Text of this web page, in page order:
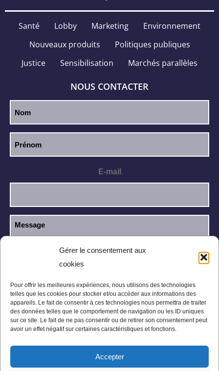
Gérer le consentement aux
cookies
Pour offrir les meilleures expériences, nous utilisons des technologies
telles que les cookies pour stocker et/ou accéder aux informations des
appareils. Le fait de consentir à ces technologies nous permettra de traiter
des données telles que le comportement de navigation ou les ID uniques
sur ce site. Le fait de ne pas consentir ou de retirer son consentement peut
avoir un effet négatif sur certaines caractéristiques et fonctions.
Accepter
Santé Lobby Marketing
Environnement
Nouveaux produits
Politiques publiques
Justice
Sensibilisation Marchés parallèles
NOUS CONTACTER
E-mail
J’ai lu et j’accepte la
confidentialité.